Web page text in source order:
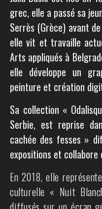
grec, elle a passé sa
Serrès (Grèce) avant
elle vit et travaille
Arts appliqués à
elle développe un
peinture et création
Sa collection «
Serbie, est reprise
cachée des fesses »
expositions et
En 2018, elle
culturelle « Nuit